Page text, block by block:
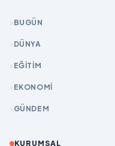
BUGÜN
DÜNYA
EĞİTİM
EKONOMİ
GÜNDEM
KURUMSAL